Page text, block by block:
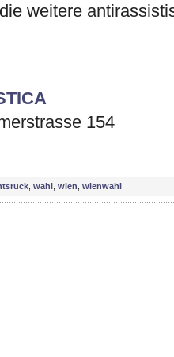
weitere
154
wahl wien wienwahl